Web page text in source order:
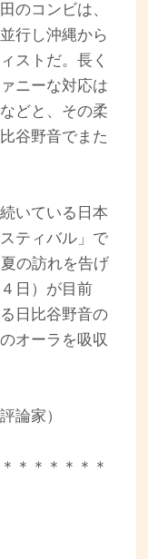
のコンビは、
行し沖縄から
ストだ。長く
ニーな対応は
どと、その柔
谷野音でまた
いている日本
ティバル」で
の訪れを告げ
日）が目前
日比谷野音の
オーラを吸収
論家）
＊＊＊＊＊＊